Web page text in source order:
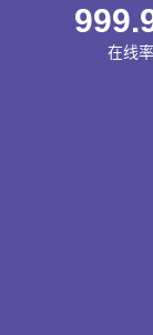
在线率